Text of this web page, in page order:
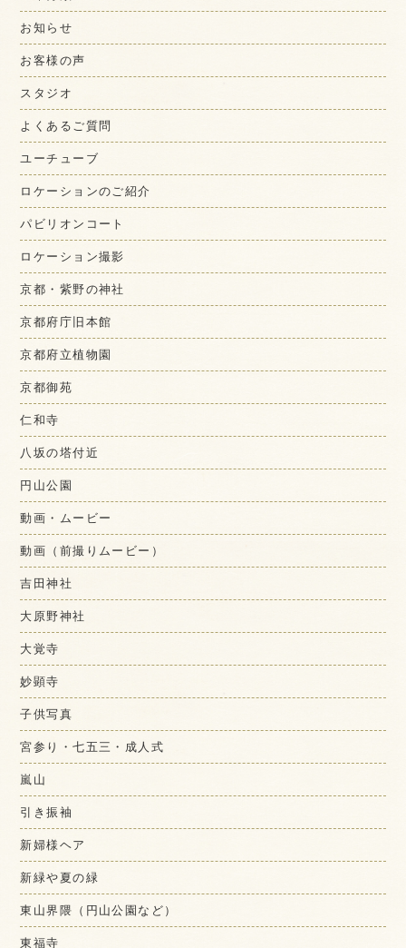
お知らせ
お客様の声
スタジオ
よくあるご質問
ユーチューブ
ロケーションのご紹介
パビリオンコート
ロケーション撮影
京都・紫野の神社
京都府庁旧本館
京都府立植物園
京都御苑
仁和寺
八坂の塔付近
円山公園
動画・ムービー
動画（前撮りムービー）
吉田神社
大原野神社
大覚寺
妙顕寺
子供写真
宮参り・七五三・成人式
嵐山
引き振袖
新婦様ヘア
新緑や夏の緑
東山界隈（円山公園など）
東福寺